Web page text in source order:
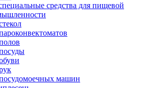
средства для пищевой
машин